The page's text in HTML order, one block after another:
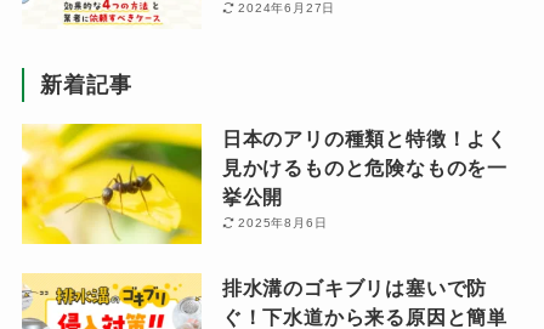
2024年6月27日
新着記事
日本のアリの種類と特徴！よく
見かけるものと危険なものを一
挙公開
2025年8月6日
排水溝のゴキブリは塞いで防
ぐ！下水道から来る原因と簡単